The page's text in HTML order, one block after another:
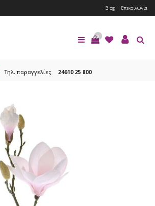
Blog Επικοινωνία
0
Τηλ. παραγγελίες 24610 25 800